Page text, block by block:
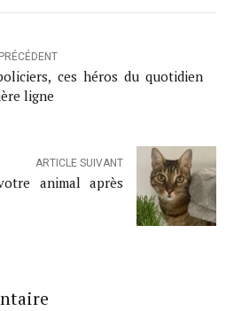
ces héros du quotidien
ligne
ARTICLE SUIVANT
animal après